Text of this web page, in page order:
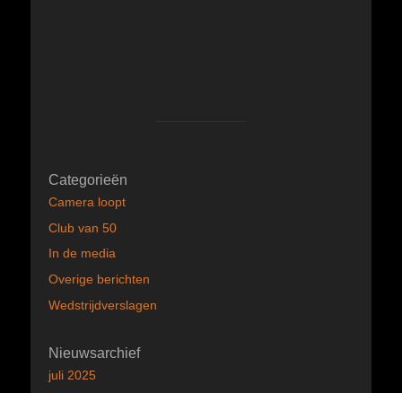
Categorieën
Camera loopt
Club van 50
In de media
Overige berichten
Wedstrijdverslagen
Nieuwsarchief
juli 2025